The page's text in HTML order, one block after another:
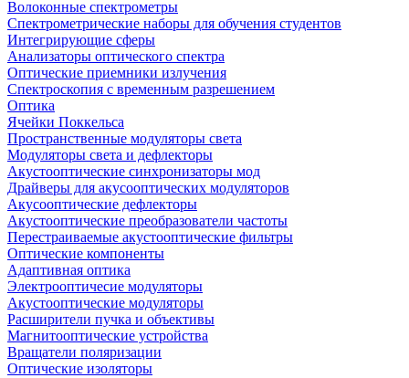
Волоконные спектрометры
Спектрометрические наборы для обучения студентов
Интегрирующие сферы
Анализаторы оптического спектра
Оптические приемники излучения
Спектроскопия с временным разрешением
Оптика
Ячейки Поккельса
Пространственные модуляторы света
Модуляторы света и дефлекторы
Акустооптические синхронизаторы мод
Драйверы для акусооптических модуляторов
Акусооптические дефлекторы
Акустооптические преобразователи частоты
Перестраиваемые акустооптические фильтры
Оптические компоненты
Адаптивная оптика
Электрооптичесие модуляторы
Акустооптические модуляторы
Расширители пучка и объективы
Магнитооптические устройства
Вращатели поляризации
Оптические изоляторы